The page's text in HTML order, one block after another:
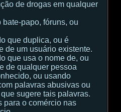
de drogas em qualquer
papo, fóruns, ou
que duplica, ou é
de um usuário existente.
que usa o nome de, ou
de qualquer pessoa
ou usando
palavras abusivas ou
sugere tais palavras.
para o comércio nas